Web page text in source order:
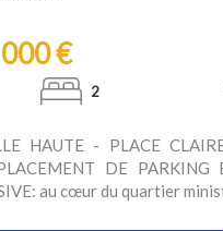
€
2
HAUTE - PLACE
DE
au cœur du quartier